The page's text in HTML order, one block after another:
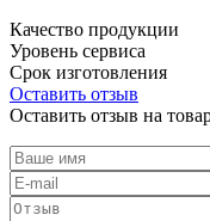
Качество продукции
Уровень сервиса
Срок изготовления
Оставить отзыв
Оставить отзыв на